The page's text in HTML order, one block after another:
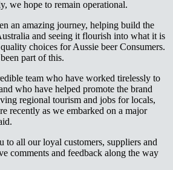
an amazing journey, helping build the
and seeing it flourish into what it is
choices for Aussie beer Consumers.
team who have worked tirelessly to
who have helped promote the brand
regional tourism and jobs for locals,
recently as we embarked on a major
to all our loyal customers, suppliers and
comments and feedback along the way